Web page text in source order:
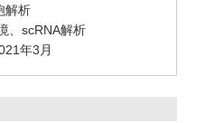
解析
、scRNA解析
年3月